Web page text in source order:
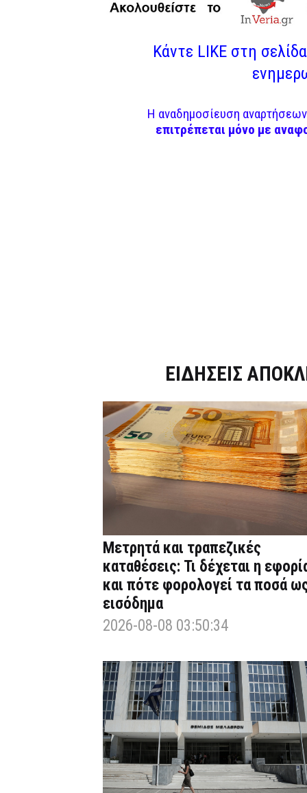
Κάντε LIKE στη
Η αναδημοσίευση
επιτρέπεται μόνο με
ΕΙΔΗΣΕΙΣ
Μετρητά και τραπεζικές
καταθέσεις: Τι δέχεται η
και πότε φορολογεί τα ποσά
εισόδημα
2026-08-08 03:50:34